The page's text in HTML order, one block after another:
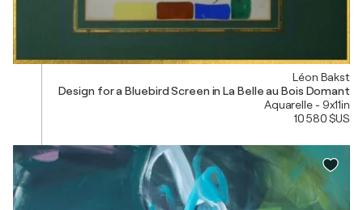
Léon Bakst
Design for a Bluebird Screen in La Belle au Bois Domant
Aquarelle - 9x11in
10 580 $US